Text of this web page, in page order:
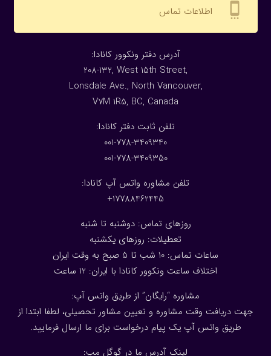
settings_cell اطلاعات تماس
:آدرس دفتر ونکوور کانادا
208-132, West 15th Street,
Lonsdale Ave., North Vancouver,
V7M 1R5, BC, Canada
:تلفن ثابت دفتر کانادا
001-778-3409340
001-778-3409350
تلفن مشاوره واتس آپ کانادا:
17788462445+
روزهای تماس: دوشنبه تا شنبه
تعطیلات: روزهای یکشنبه
ساعات تماس: 10 شب تا 5 صبح به وقت ایران
اختلاف ساعت ونکوور کانادا با ایران: 1 2 ساعت
مشاوره “رایگان” از طریق واتس آپ:
جهت دریافت وقت مشاوره و تعیین مشاور تحصیلی، لطفا ابتدا از
طریق واتس آپ یک پیام درخواست برای ما ارسال فرمایید.
لینک آدرس ما در گوگل مپ: